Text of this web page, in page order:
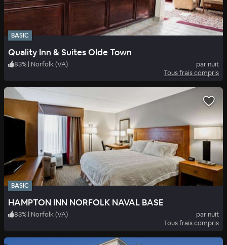
BASIC
Quality Inn & Suites Olde Town
83% | Norfolk (VA)
par nuit
Tous frais compris
BASIC
HAMPTON INN NORFOLK NAVAL BASE
83% | Norfolk (VA)
par nuit
Tous frais compris